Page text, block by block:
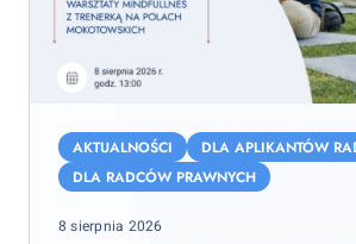
warsztaty
AKTUALNOŚCI
DLA APLIKANTÓW
DLA RADCÓW PRAWNYCH
Posted
8 sierpnia 2026